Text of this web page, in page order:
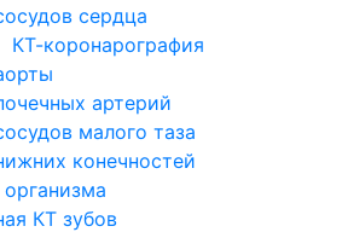
сердца
КТ-коронарография
артерий
малого таза
конечностей
КТ зубов